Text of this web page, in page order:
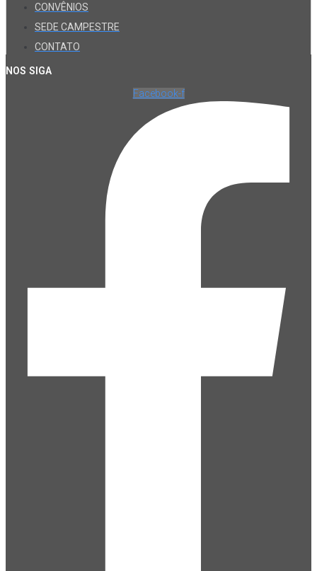
CONVÊNIOS
SEDE CAMPESTRE
CONTATO
NOS SIGA
Facebook-f